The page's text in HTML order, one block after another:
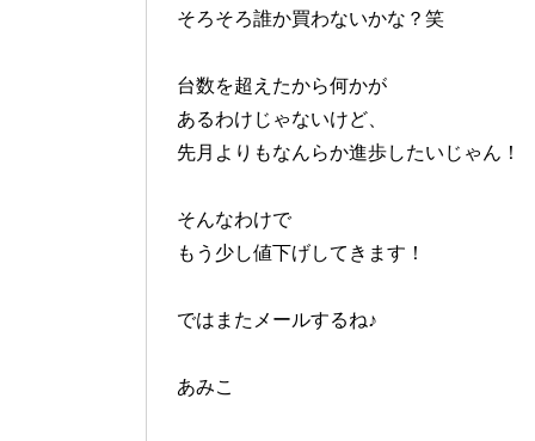
そろそろ誰か買わないかな？笑
台数を超えたから何かが
あるわけじゃないけど、
先月よりもなんらか進歩したいじゃん！
そんなわけで
もう少し値下げしてきます！
ではまたメールするね♪
あみこ